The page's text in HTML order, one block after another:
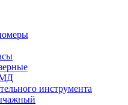
инструмента